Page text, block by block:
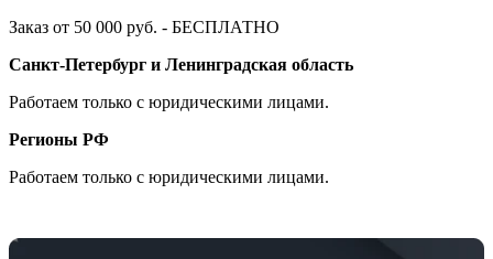
Заказ от 50 000 руб. - БЕСПЛАТНО
Санкт-Петербург и Ленинградская область
Работаем только с юридическими лицами.
Регионы РФ
Работаем только с юридическими лицами.